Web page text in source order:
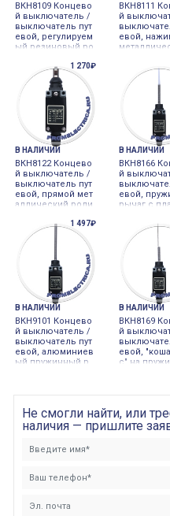
ВКН8109 Концево
й выключатель /
выключатель пут
евой, регулируем
ый резиновый ро
ВКН8111
й
евой,
1 270₽
В НАЛИЧИИ
ВКН8122 Концево
й выключатель /
выключатель пут
евой, прямой мет
аллический роли
В НАЛИЧИИ
ВКН8166
й
евой,
рычаг с
1 497₽
В НАЛИЧИИ
ВКН9101 Концево
й выключатель /
выключатель пут
евой, алюминиев
ый пружинный р
В НАЛИЧИИ
ВКН8169
й
евой,
с" на
Не смогли найти, или
наличия — пришлите